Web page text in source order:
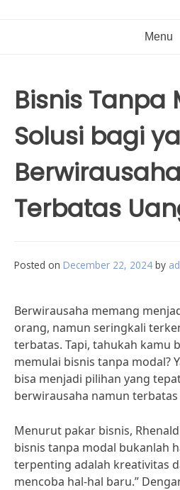
Menu
Bisnis Tanpa
Solusi bagi
Terbatas
Posted on December 22, 2024 by
Berwirausaha memang
orang, namun seringkali
terbatas. Tapi, tahukah kamu
memulai bisnis tanpa modal?
bisa menjadi pilihan yang
berwirausaha namun terbatas
Menurut pakar bisnis,
bisnis tanpa modal bukanlah
terpenting adalah kreativitas
mencoba hal-hal baru.”